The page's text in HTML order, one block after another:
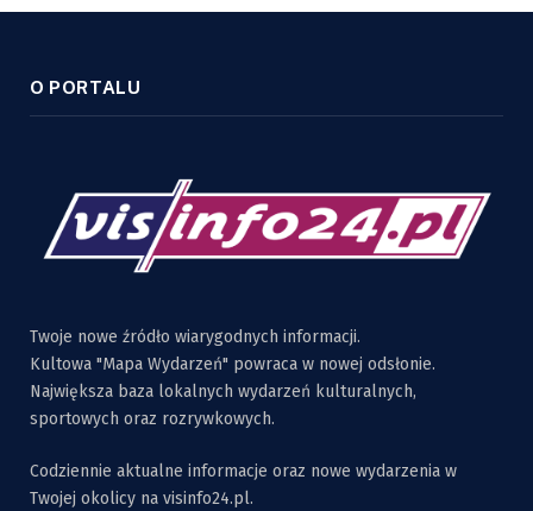
O PORTALU
Twoje nowe źródło wiarygodnych informacji.
Kultowa "Mapa Wydarzeń" powraca w nowej odsłonie.
Największa baza lokalnych wydarzeń kulturalnych,
sportowych oraz rozrywkowych.
Codziennie aktualne informacje oraz nowe wydarzenia w
Twojej okolicy na visinfo24.pl.